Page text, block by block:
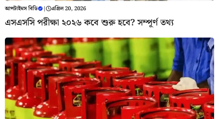
আপটাইমস বিডি | এপ্রিল 20, 2026
এসএসসি পরীক্ষা ২০২৬ কবে শুরু হবে? সম্পূর্ণ তথ্য